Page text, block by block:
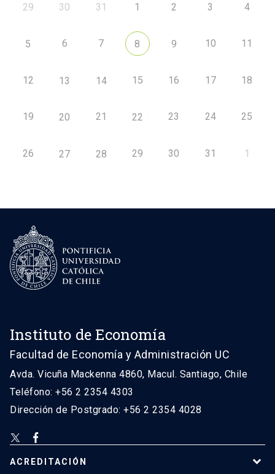
29 30 31 1 2 3 4
5 6 7 8 9 10 11
12 13 14 15 16 17 18
19 20 21 22 23 24 25
26 27 28 29 30 31 1
Instituto de Economía
Facultad de Economía y Administración UC
Avda. Vicuña Mackenna 4860, Macul. Santiago, Chile
Teléfono: +56 2 2354 4303
Dirección de Postgrado: +56 2 2354 4028
ACREDITACIÓN